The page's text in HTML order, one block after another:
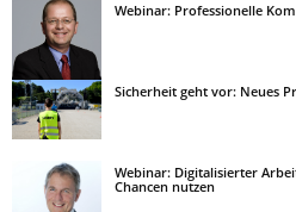
Webinar: Professionelle
Sicherheit geht vor: Neues
Webinar: Digitalisierter
Chancen nutzen